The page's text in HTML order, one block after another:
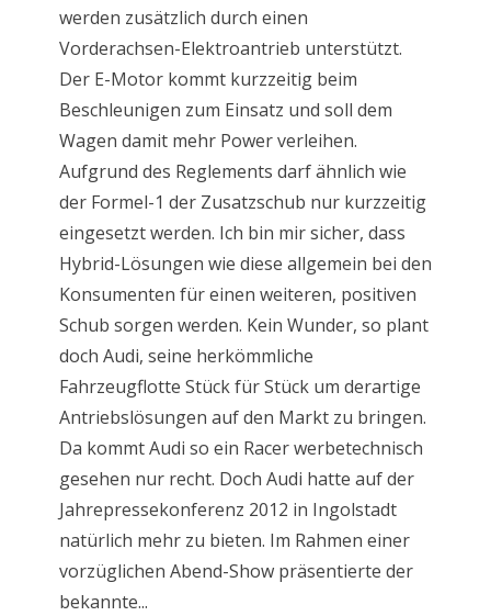
werden zusätzlich durch einen
Vorderachsen-Elektroantrieb unterstützt.
Der E-Motor kommt kurzzeitig beim
Beschleunigen zum Einsatz und soll dem
Wagen damit mehr Power verleihen.
Aufgrund des Reglements darf ähnlich wie
der Formel-1 der Zusatzschub nur kurzzeitig
eingesetzt werden. Ich bin mir sicher, dass
Hybrid-Lösungen wie diese allgemein bei den
Konsumenten für einen weiteren, positiven
Schub sorgen werden. Kein Wunder, so plant
doch Audi, seine herkömmliche
Fahrzeugflotte Stück für Stück um derartige
Antriebslösungen auf den Markt zu bringen.
Da kommt Audi so ein Racer werbetechnisch
gesehen nur recht. Doch Audi hatte auf der
Jahrepressekonferenz 2012 in Ingolstadt
natürlich mehr zu bieten. Im Rahmen einer
vorzüglichen Abend-Show präsentierte der
bekannte...